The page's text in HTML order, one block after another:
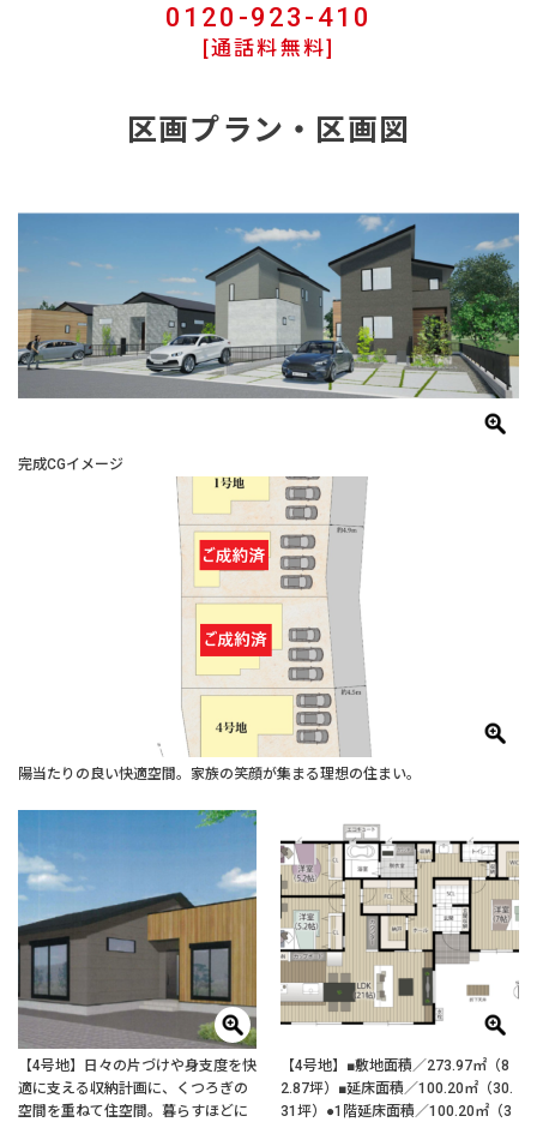
0120-923-410
[通話料無料]
区画プラン・区画図
完成CGイメージ
陽当たりの良い快適空間。家族の笑顔が集まる理想の住まい。
【4号地】日々の片づけや身支度を快
適に支える収納計画に、くつろぎの
空間を重ねて住空間。暮らすほどに
【4号地】■敷地面積／273.97㎡（8
2.87坪）■延床面積／100.20㎡（30.
31坪）●1階延床面積／100.20㎡（3